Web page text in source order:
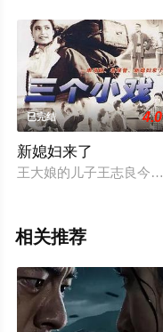
已完结 4.0
新媳妇来了
王大娘的儿子王志良今
相关推荐